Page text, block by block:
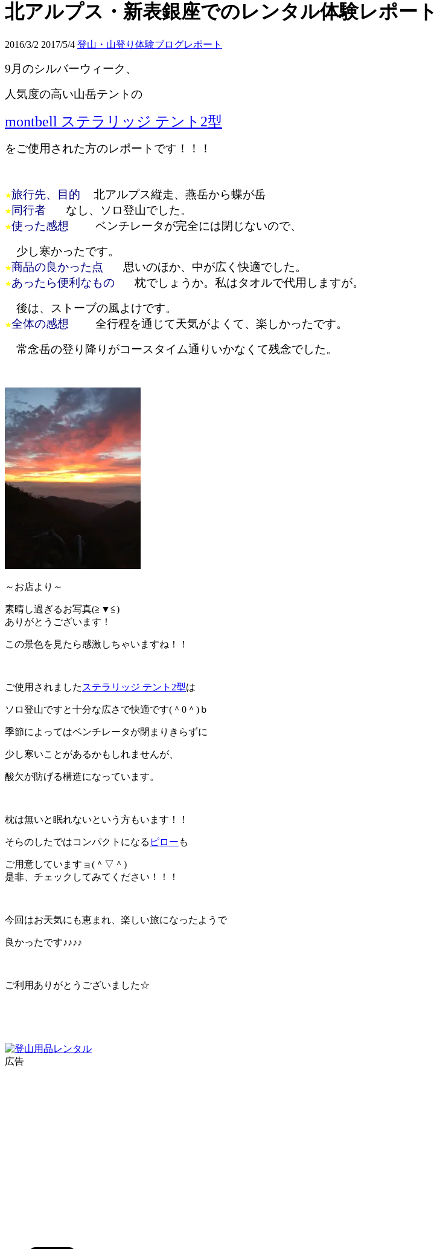
北アルプス・新表銀座でのレンタル体験レポート
2016/3/2 2017/5/4 登山・山登り体験ブログレポート
9月のシルバーウィーク、
人気度の高い山岳テントの
montbell ステラリッジ テント2型
をご使用された方のレポートです！！！
★旅行先、目的 北アルプス縦走、燕岳から蝶が岳
★同行者 なし、ソロ登山でした。
★使った感想
ベンチレータが完全には閉じないので、
少し寒かったです。
★商品の良かった点 思いのほか、中が広く快適でした。
★あったら便利なもの 枕でしょうか。私はタオルで代用しますが。
後は、ストーブの風よけです。
★全体の感想 全行程を通じて天気がよくて、楽しかったです。
常念岳の登り降りがコースタイム通りいかなくて残念でした。
～お店より～
素晴し過ぎるお写真(≧▼≦)
ありがとうございます！
この景色を見たら感激しちゃいますね！！
ご使用されました ステラリッジ テント2型は
ソロ登山ですと十分な広さで快適です(＾0＾)ｂ
季節によってはベンチレータが閉まりきらずに
少し寒いことがあるかもしれませんが、
酸欠が防げる構造になっています。
枕は無いと眠れないという方もいます！！
そらのしたではコンパクトになる ピロー も
ご用意していますョ(＾▽＾)
是非、チェックしてみてください！！！
今回はお天気にも恵まれ、楽しい旅になったようで
良かったです♪♪♪♪
ご利用ありがとうございました☆
広告